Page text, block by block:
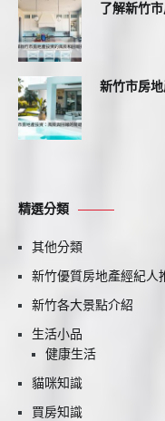
了解新竹
新竹市房
精選分類
其他分類
新竹優質房地產經紀人
新竹各大景點介紹
生活小品
健康生活
貓咪知識
買房知識